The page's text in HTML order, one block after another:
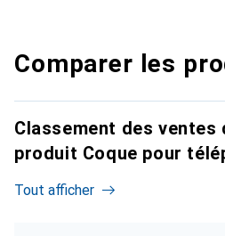
Comparer les
Classement des ventes
produit Coque pour
Tout afficher